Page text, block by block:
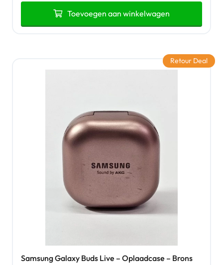
Toevoegen aan winkelwagen
Samsung Galaxy Buds Live – Oplaadcase – Brons
Retour Deal